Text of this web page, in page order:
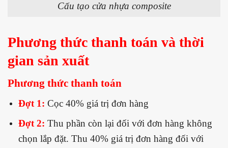
Cấu tạo cửa nhựa composite
Phương thức thanh toán và thời
gian sản xuất
Phương thức thanh toán
Đợt 1: Cọc 40% giá trị đơn hàng
Đợt 2: Thu phần còn lại đối với đơn hàng không
chọn lắp đặt. Thu 40% giá trị đơn hàng đối với